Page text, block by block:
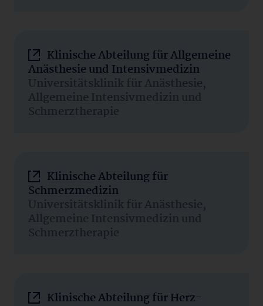
Klinische Abteilung für Allgemeine
Anästhesie und Intensivmedizin
Universitätsklinik für Anästhesie,
Allgemeine Intensivmedizin und
Schmerztherapie
Klinische Abteilung für
Schmerzmedizin
Universitätsklinik für Anästhesie,
Allgemeine Intensivmedizin und
Schmerztherapie
Klinische Abteilung für Herz-